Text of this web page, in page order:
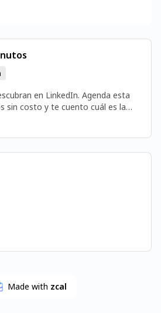
en LinkedIn. Agenda esta
sin costo y te cuento cuál es la
Made with zcal